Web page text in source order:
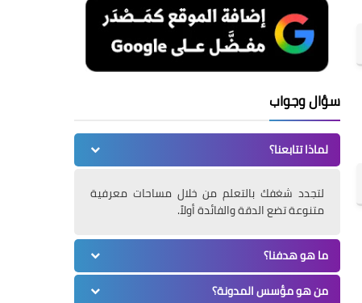
سؤال وجواب
لماذا تتابعنا؟
لتجدد شغفك بالتعلم من خلال مساحات معرفية
متنوعة تضع الدقة والفائدة أولاً.
ما هو هدفنا؟
من هو مؤسس المدونة؟